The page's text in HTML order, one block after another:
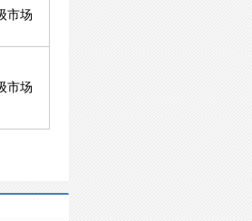
市场
市场